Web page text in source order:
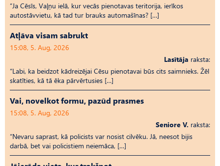
“Ja Cēsīs, Vaļņu ielā, kur vecās pienotavas teritorija, ierīkos
autostāvvietu, kā tad tur brauks automašīnas? […]
Atļāva visam sabrukt
15:08, 5. Aug, 2026
Lasītāja raksta:
“Labi, ka beidzot kādreizējai Cēsu pienotavai būs cits saimnieks. Žēl
skatīties, kā tā ēka pārvērtusies […]
Vai, novelkot formu, pazūd prasmes
15:08, 5. Aug, 2026
Seniore V. raksta:
“Nevaru saprast, kā policists var nosist cilvēku. Jā, neesot bijis
darbā, bet vai policistiem neiemāca, […]